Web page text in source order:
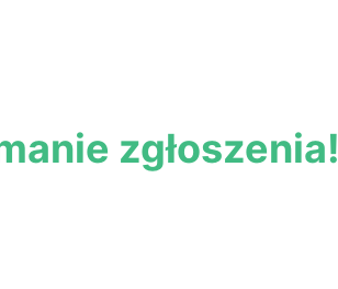
zgłoszenia!